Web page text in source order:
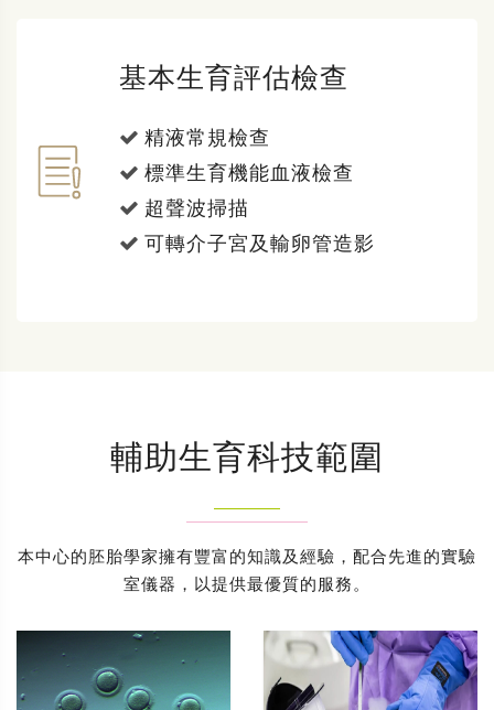
基本生育評估檢查
精液常規檢查
標準生育機能血液檢查
超聲波掃描
可轉介子宮及輸卵管造影
輔助生育科技範圍
本中心的胚胎學家擁有豐富的知識及經驗，配合先進的實驗
室儀器，以提供最優質的服務。